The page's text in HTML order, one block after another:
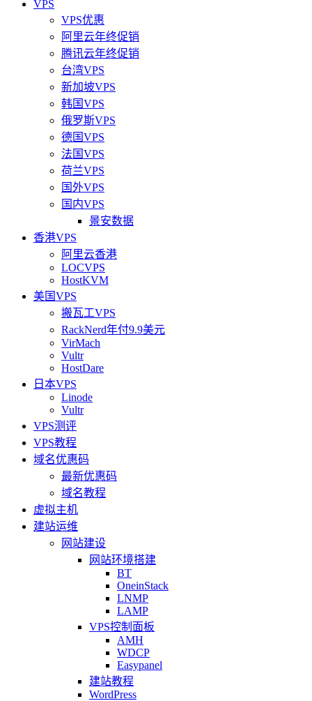
VPS
VPS优惠
阿里云年终促销
腾讯云年终促销
台湾VPS
新加坡VPS
韩国VPS
俄罗斯VPS
德国VPS
法国VPS
荷兰VPS
国外VPS
国内VPS
景安数据
香港VPS
阿里云香港
LOCVPS
HostKVM
美国VPS
搬瓦工VPS
RackNerd年付9.9美元
VirMach
Vultr
HostDare
日本VPS
Linode
Vultr
VPS测评
VPS教程
域名优惠码
最新优惠码
域名教程
虚拟主机
建站运维
网站建设
网站环境搭建
BT
OneinStack
LNMP
LAMP
VPS控制面板
AMH
WDCP
Easypanel
建站教程
WordPress